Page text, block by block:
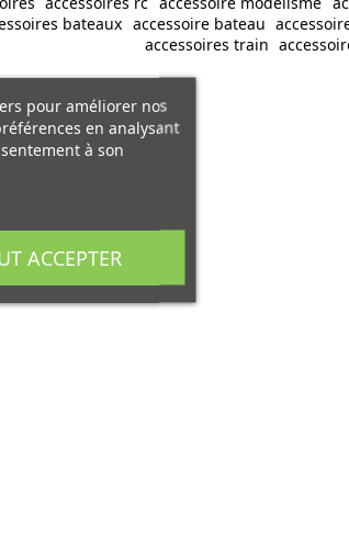
bateaux accessoire bateau
accessoires train
pour améliorer nos
en analysant
à son
ACCEPTER